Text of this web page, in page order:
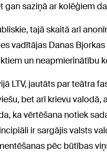
gan saziņā ar kolēģiem
tajā skaitā arī
vadītājas Danas
un neapmierinātību
LTV, jautāts par teātra
bet arī krievu
ka vērtēšana notiek
ir sargājis valsts
pēc būtības